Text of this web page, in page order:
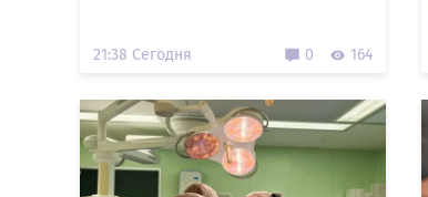
21:38 Сегодня 0 164